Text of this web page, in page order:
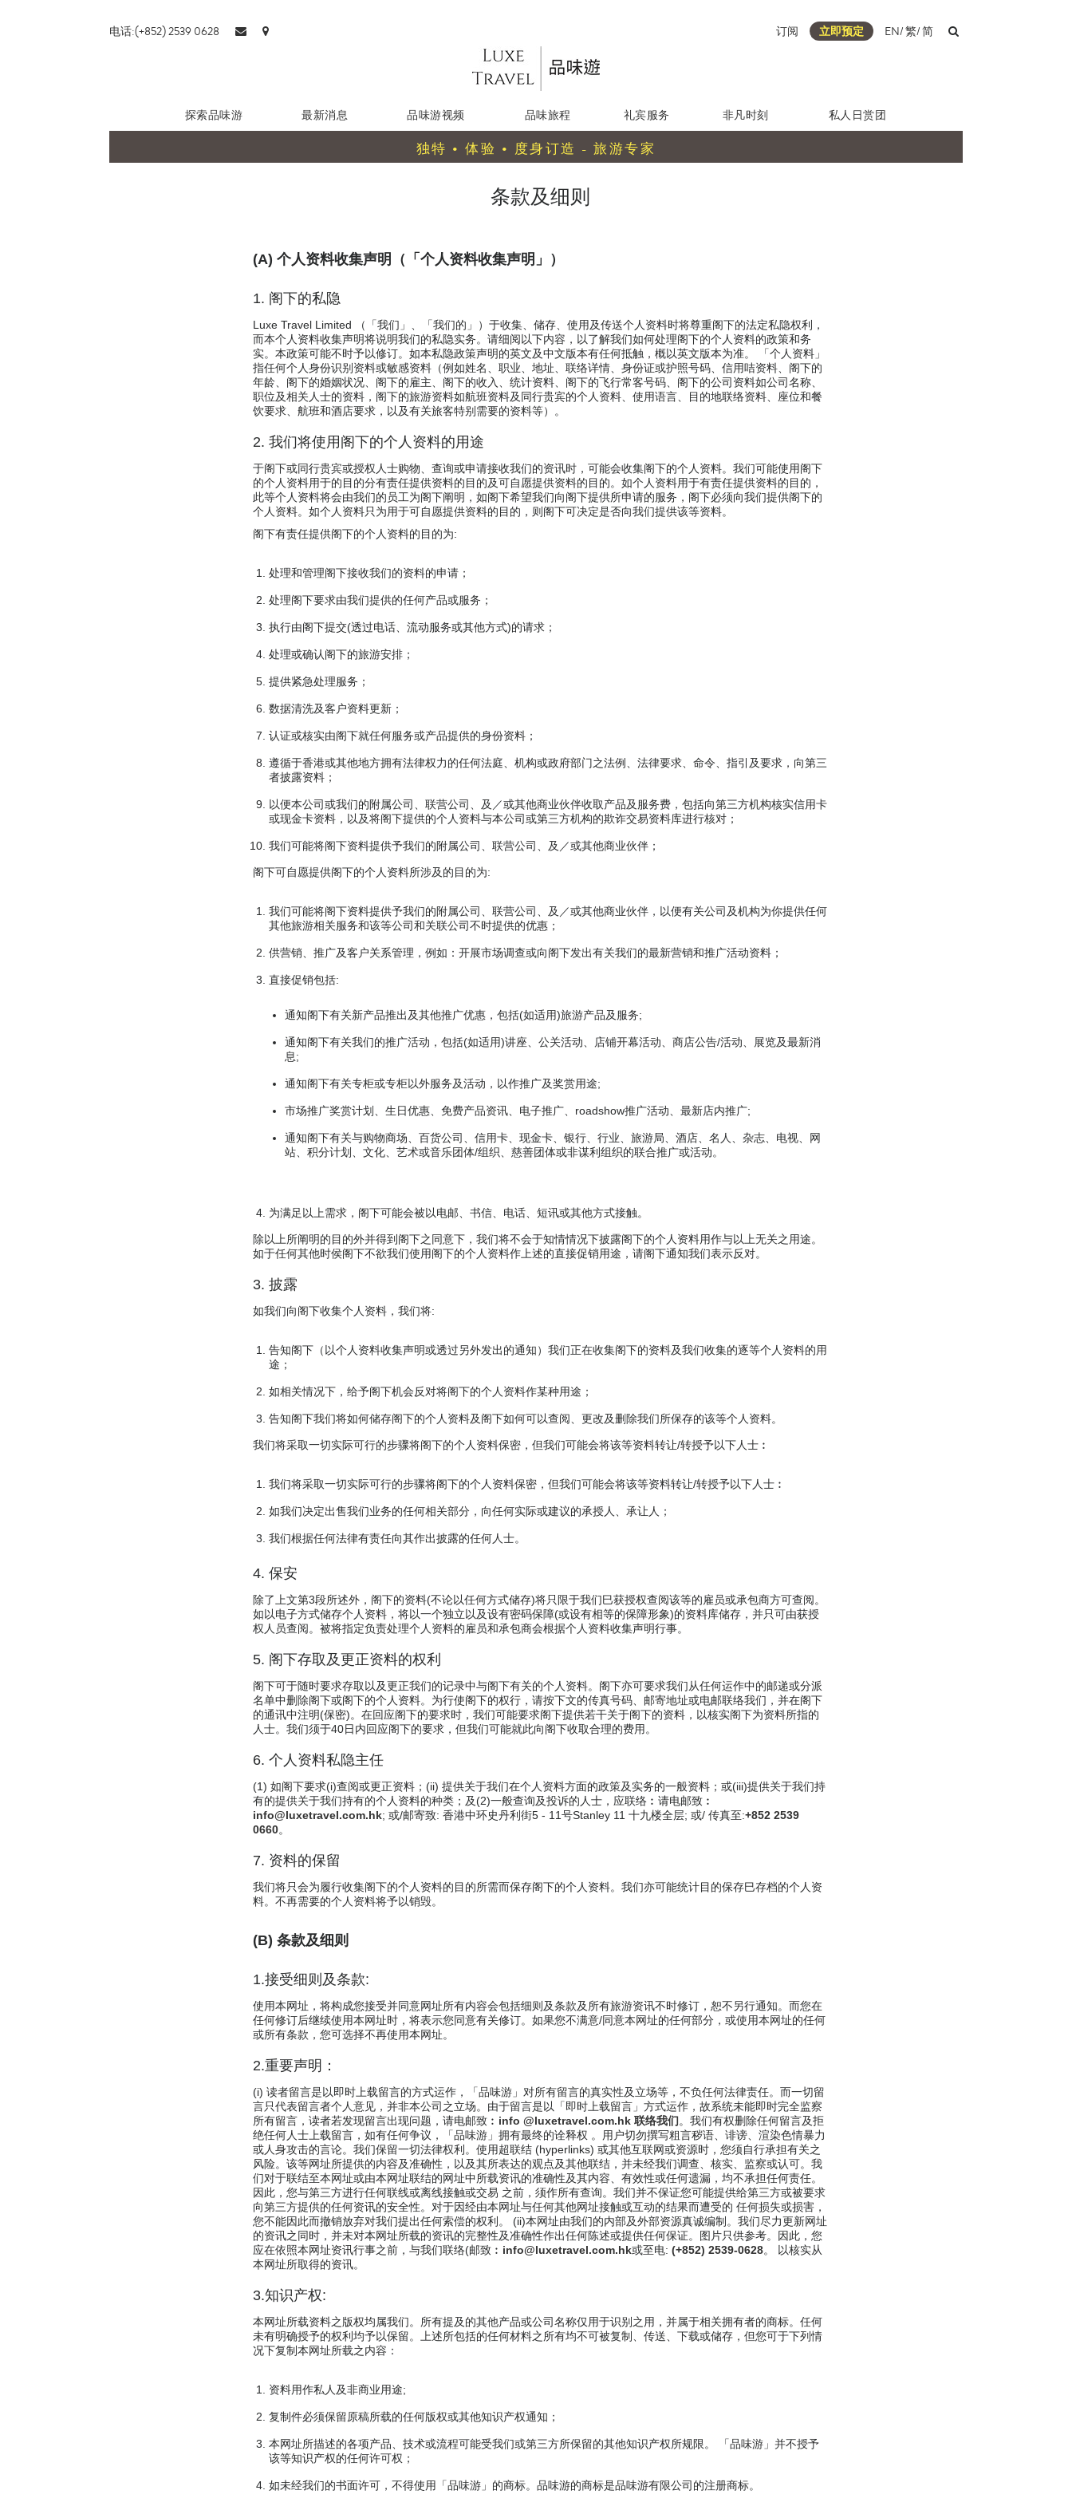
电话:(+852) 2539 0628 订阅 立即预定 EN/繁/简
探索品味游 最新消息 品味游视频 品味旅程 礼宾服务 非凡时刻 私人日赏团
独特 • 体验 • 度身订造 - 旅游专家
条款及细则
(A) 个人资料收集声明（「个人资料收集声明」）
1. 阁下的私隐
Luxe Travel Limited （「我们」、「我们的」）于收集、储存、使用及传送个人资料时将尊重阁下的法定私隐权利，
而本个人资料收集声明将说明我们的私隐实务。请细阅以下内容，以了解我们如何处理阁下的个人资料的政策和务
实。本政策可能不时予以修订。如本私隐政策声明的英文及中文版本有任何抵触，概以英文版本为准。 「个人资料」
指任何个人身份识别资料或敏感资料（例如姓名、职业、地址、联络详情、身份证或护照号码、信用咭资料、阁下的
年龄、阁下的婚姻状况、阁下的雇主、阁下的收入、统计资料、阁下的飞行常客号码、阁下的公司资料如公司名称、
职位及相关人士的资料，阁下的旅游资料如航班资料及同行贵宾的个人资料、使用语言、目的地联络资料、座位和餐
饮要求、航班和酒店要求，以及有关旅客特别需要的资料等）。
2. 我们将使用阁下的个人资料的用途
于阁下或同行贵宾或授权人士购物、查询或申请接收我们的资讯时，可能会收集阁下的个人资料。我们可能使用阁下
的个人资料用于的目的分有责任提供资料的目的及可自愿提供资料的目的。如个人资料用于有责任提供资料的目的，
此等个人资料将会由我们的员工为阁下阐明，如阁下希望我们向阁下提供所申请的服务，阁下必须向我们提供阁下的
个人资料。如个人资料只为用于可自愿提供资料的目的，则阁下可决定是否向我们提供该等资料。
阁下有责任提供阁下的个人资料的目的为:
处理和管理阁下接收我们的资料的申请；
处理阁下要求由我们提供的任何产品或服务；
执行由阁下提交(透过电话、流动服务或其他方式)的请求；
处理或确认阁下的旅游安排；
提供紧急处理服务；
数据清洗及客户资料更新；
认证或核实由阁下就任何服务或产品提供的身份资料；
遵循于香港或其他地方拥有法律权力的任何法庭、机构或政府部门之法例、法律要求、命令、指引及要求，向第三
者披露资料；
以便本公司或我们的附属公司、联营公司、及／或其他商业伙伴收取产品及服务费，包括向第三方机构核实信用卡
或现金卡资料，以及将阁下提供的个人资料与本公司或第三方机构的欺诈交易资料库进行核对；
我们可能将阁下资料提供予我们的附属公司、联营公司、及／或其他商业伙伴；
阁下可自愿提供阁下的个人资料所涉及的目的为:
我们可能将阁下资料提供予我们的附属公司、联营公司、及／或其他商业伙伴，以便有关公司及机构为你提供任何
其他旅游相关服务和该等公司和关联公司不时提供的优惠；
供营销、推广及客户关系管理，例如：开展市场调查或向阁下发出有关我们的最新营销和推广活动资料；
直接促销包括:
通知阁下有关新产品推出及其他推广优惠，包括(如适用)旅游产品及服务;
通知阁下有关我们的推广活动，包括(如适用)讲座、公关活动、店铺开幕活动、商店公告/活动、展览及最新消
息;
通知阁下有关专柜或专柜以外服务及活动，以作推广及奖赏用途;
市场推广奖赏计划、生日优惠、免费产品资讯、电子推广、roadshow推广活动、最新店内推广;
通知阁下有关与购物商场、百货公司、信用卡、现金卡、银行、行业、旅游局、酒店、名人、杂志、电视、网
站、积分计划、文化、艺术或音乐团体/组织、慈善团体或非谋利组织的联合推广或活动。
为满足以上需求，阁下可能会被以电邮、书信、电话、短讯或其他方式接触。
除以上所阐明的目的外并得到阁下之同意下，我们将不会于知情情况下披露阁下的个人资料用作与以上无关之用途。
如于任何其他时侯阁下不欲我们使用阁下的个人资料作上述的直接促销用途，请阁下通知我们表示反对。
3. 披露
如我们向阁下收集个人资料，我们将:
告知阁下（以个人资料收集声明或透过另外发出的通知）我们正在收集阁下的资料及我们收集的逐等个人资料的用
途；
如相关情况下，给予阁下机会反对将阁下的个人资料作某种用途；
告知阁下我们将如何储存阁下的个人资料及阁下如何可以查阅、更改及删除我们所保存的该等个人资料。
我们将采取一切实际可行的步骤将阁下的个人资料保密，但我们可能会将该等资料转让/转授予以下人士︰
我们将采取一切实际可行的步骤将阁下的个人资料保密，但我们可能会将该等资料转让/转授予以下人士︰
如我们决定出售我们业务的任何相关部分，向任何实际或建议的承授人、承让人；
我们根据任何法律有责任向其作出披露的任何人士。
4. 保安
除了上文第3段所述外，阁下的资料(不论以任何方式储存)将只限于我们巳获授权查阅该等的雇员或承包商方可查阅。
如以电子方式储存个人资料，将以一个独立以及设有密码保障(或设有相等的保障形象)的资料库储存，并只可由获授
权人员查阅。被将指定负责处理个人资料的雇员和承包商会根据个人资料收集声明行事。
5. 阁下存取及更正资料的权利
阁下可于随时要求存取以及更正我们的记录中与阁下有关的个人资料。阁下亦可要求我们从任何运作中的邮递或分派
名单中删除阁下或阁下的个人资料。为行使阁下的权行，请按下文的传真号码、邮寄地址或电邮联络我们，并在阁下
的通讯中注明(保密)。在回应阁下的要求时，我们可能要求阁下提供若干关于阁下的资料，以核实阁下为资料所指的
人士。我们须于40日内回应阁下的要求，但我们可能就此向阁下收取合理的费用。
6. 个人资料私隐主任
(1) 如阁下要求(i)查阅或更正资料；(ii) 提供关于我们在个人资料方面的政策及实务的一般资料；或(iii)提供关于我们持
有的提供关于我们持有的个人资料的种类；及(2)一般查询及投诉的人士，应联络︰请电邮致︰
info@luxetravel.com.hk; 或/邮寄致: 香港中环史丹利街5 - 11号Stanley 11 十九楼全层; 或/ 传真至:+852 2539
0660。
7. 资料的保留
我们将只会为履行收集阁下的个人资料的目的所需而保存阁下的个人资料。我们亦可能统计目的保存巳存档的个人资
料。不再需要的个人资料将予以销毁。
(B) 条款及细则
1.接受细则及条款:
使用本网址，将构成您接受并同意网址所有内容会包括细则及条款及所有旅游资讯不时修订，恕不另行通知。而您在
任何修订后继续使用本网址时，将表示您同意有关修订。如果您不满意/同意本网址的任何部分，或使用本网址的任何
或所有条款，您可选择不再使用本网址。
2.重要声明：
(i) 读者留言是以即时上载留言的方式运作，「品味游」对所有留言的真实性及立场等，不负任何法律责任。而一切留
言只代表留言者个人意见，并非本公司之立场。由于留言是以「即时上载留言」方式运作，故系统未能即时完全监察
所有留言，读者若发现留言出现问题，请电邮致︰ info @luxetravel.com.hk 联络我们。我们有权删除任何留言及拒
绝任何人士上载留言，如有任何争议，「品味游」拥有最终的诠释权 。用户切勿撰写粗言秽语、诽谤、渲染色情暴力
或人身攻击的言论。我们保留一切法律权利。使用超联结 (hyperlinks) 或其他互联网或资源时，您须自行承担有关之
风险。该等网址所提供的内容及准确性，以及其所表达的观点及其他联结，并未经我们调查、核实、监察或认可。我
们对于联结至本网址或由本网址联结的网址中所载资讯的准确性及其内容、有效性或任何遗漏，均不承担任何责任。
因此，您与第三方进行任何联线或离线接触或交易 之前，须作所有查询。我们并不保证您可能提供给第三方或被要求
向第三方提供的任何资讯的安全性。对于因经由本网址与任何其他网址接触或互动的结果而遭受的 任何损失或损害，
您不能因此而撤销放弃对我们提出任何索偿的权利。 (ii)本网址由我们的内部及外部资源真诚编制。我们尽力更新网址
的资讯之同时，并未对本网址所载的资讯的完整性及准确性作出任何陈述或提供任何保证。图片只供参考。因此，您
应在依照本网址资讯行事之前，与我们联络(邮致︰ info@luxetravel.com.hk或至电: (+852) 2539-0628。 以核实从
本网址所取得的资讯。
3.知识产权:
本网址所载资料之版权均属我们。所有提及的其他产品或公司名称仅用于识别之用，并属于相关拥有者的商标。任何
未有明确授予的权利均予以保留。上述所包括的任何材料之所有均不可被复制、传送、下载或储存，但您可于下列情
况下复制本网址所载之内容：
资料用作私人及非商业用途;
复制件必须保留原稿所载的任何版权或其他知识产权通知；
本网址所描述的各项产品、技术或流程可能受我们或第三方所保留的其他知识产权所规限。 「品味游」并不授予
该等知识产权的任何许可权；
如未经我们的书面许可，不得使用「品味游」的商标。品味游的商标是品味游有限公司的注册商标。